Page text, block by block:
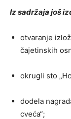
Iz sadržaja još
otvaranje
čajetinskih
okrugli sto
dodela
cveća“;